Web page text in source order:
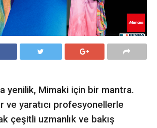
yenilik, Mimaki için bir mantra.
ve yaratıcı profesyonellerle
çeşitli uzmanlık ve bakış